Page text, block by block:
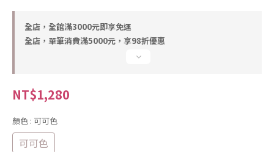
全店，全館滿3000元即享免運
全店，單筆消費滿5000元，享98折優惠
NT$1,280
顏色 : 可可色
可可色